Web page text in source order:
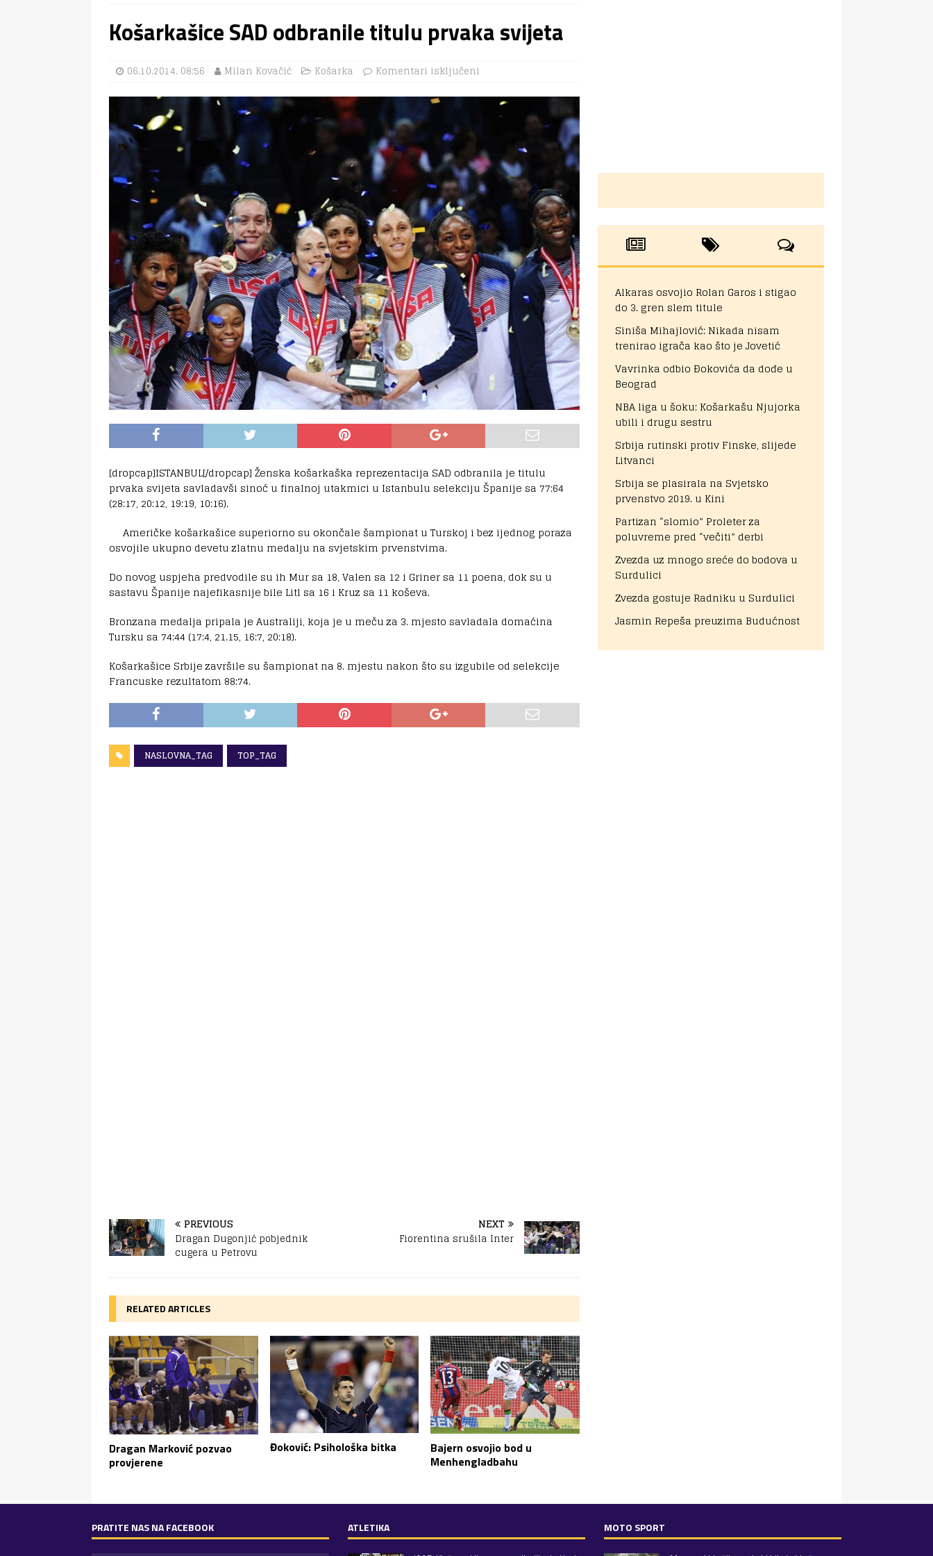
Košarkašice SAD odbranile titulu prvaka svijeta
06.10.2014. 08:56 Milan Kovačić Košarka Komentari isključeni
[dropcap]ISTANBUL[/dropcap] Ženska košarkaška reprezentacija SAD odbranila je titulu
prvaka svijeta savladavši sinoć u finalnoj utakmici u Istanbulu selekciju Španije sa 77:64
(28:17, 20:12, 19:19, 10:16).
Američke košarkašice superiorno su okončale šampionat u Turskoj i bez ijednog poraza
osvojile ukupno devetu zlatnu medalju na svjetskim prvenstvima.
Do novog uspjeha predvodile su ih Mur sa 18, Valen sa 12 i Griner sa 11 poena, dok su u
sastavu Španije najefikasnije bile Litl sa 16 i Kruz sa 11 koševa.
Bronzana medalja pripala je Australiji, koja je u meču za 3. mjesto savladala domaćina
Tursku sa 74:44 (17:4, 21.15, 16:7, 20:18).
Košarkašice Srbije završile su šampionat na 8. mjestu nakon što su izgubile od selekcije
Francuske rezultatom 88:74.
NASLOVNA_TAG TOP_TAG
PREVIOUS
Dragan Dugonjić pobjednik
cugera u Petrovu
NEXT
Fiorentina srušila Inter
RELATED ARTICLES
Dragan Marković pozvao
provjerene
Đoković: Psihološka bitka
Bajern osvojio bod u
Menhengladbahu
Alkaras osvojio Rolan Garos i stigao
do 3. gren slem titule
Siniša Mihajlović: Nikada nisam
trenirao igrača kao što je Jovetić
Vavrinka odbio Đokovića da dođe u
Beograd
NBA liga u šoku: Košarkašu Njujorka
ubili i drugu sestru
Srbija rutinski protiv Finske, slijede
Litvanci
Srbija se plasirala na Svjetsko
prvenstvo 2019. u Kini
Partizan “slomio” Proleter za
poluvreme pred “večiti” derbi
Zvezda uz mnogo sreće do bodova u
Surdulici
Zvezda gostuje Radniku u Surdulici
Jasmin Repeša preuzima Budućnost
PRATITE NAS NA FACEBOOK ATLETIKA MOTO SPORT